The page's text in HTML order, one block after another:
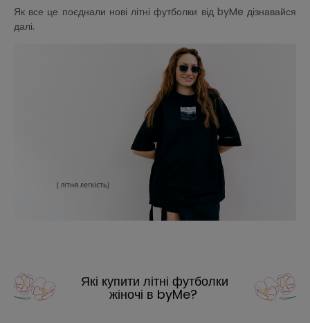
Як все це поєднали нові літні футболки від byMe дізнавайся
далі.
Які купити літні футболки
жіночі в byMe?